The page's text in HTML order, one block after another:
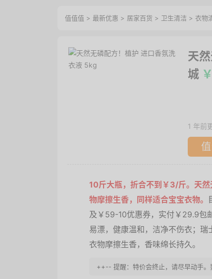
值值值 > 最新优惠 > 居家百货 > 卫生清洁 > 衣物
天
城
1 年前
10斤大瓶，折合不到￥3/斤。天
物摩擦生香，同样适合宝宝衣物。
及￥59-10优惠券，实付￥29.9包
易漂，健康温和，洁净不伤衣；
衣物摩擦生香，香味绵长持久。
++-- 提醒：特价会终止，请尽早动手